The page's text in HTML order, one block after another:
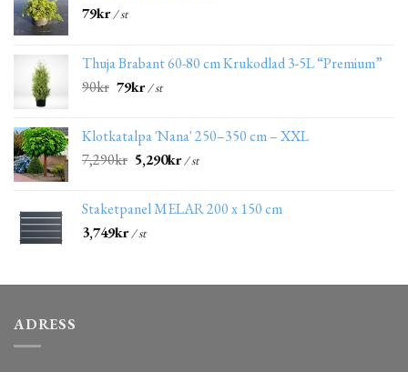
79kr/ st
Thuja Brabant 60-80 cm Krukodlad 3-5L “Premium”
90kr 79kr/ st
Klotkatalpa 'Nana' 250–350 cm – XXL
7,290kr 5,290kr/ st
Staketpanel MELAR 200 x 150 cm
3,749kr/ st
ADRESS